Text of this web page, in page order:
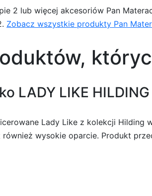
2 lub więcej akcesoriów Pan
Zobacz wszystkie produkty Pan
LADY LIKE
Lady Like z kolekcji Hilding
również wysokie oparcie. Produkt